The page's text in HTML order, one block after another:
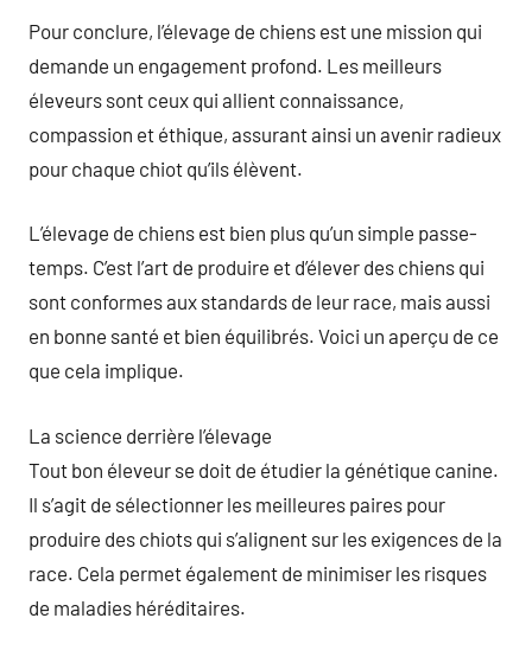
Pour conclure, l’élevage de chiens est une mission qui
demande un engagement profond. Les meilleurs
éleveurs sont ceux qui allient connaissance,
compassion et éthique, assurant ainsi un avenir radieux
pour chaque chiot qu’ils élèvent.
L’élevage de chiens est bien plus qu’un simple passe-
temps. C’est l’art de produire et d’élever des chiens qui
sont conformes aux standards de leur race, mais aussi
en bonne santé et bien équilibrés. Voici un aperçu de ce
que cela implique.
La science derrière l’élevage
Tout bon éleveur se doit de étudier la génétique canine.
Il s’agit de sélectionner les meilleures paires pour
produire des chiots qui s’alignent sur les exigences de la
race. Cela permet également de minimiser les risques
de maladies héréditaires.